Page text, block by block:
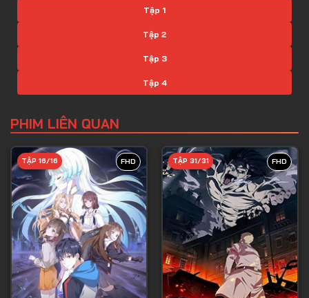
Tập 1
Tập 2
Tập 3
Tập 4
Tập 6
Tập 7
Tập 8
Tập 9
Tập 10
Tập 11
Tập 12
PHIM LIÊN QUAN
FHD
TẬP 16/16 FHD
TẬP 31/31